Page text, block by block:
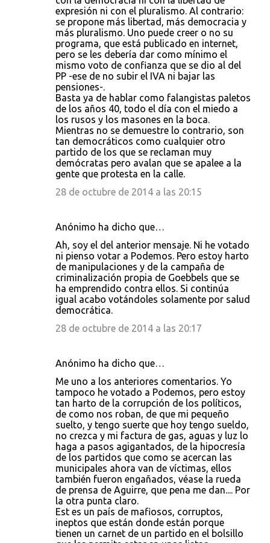
expresión ni con el pluralismo. Al contrario:
se propone más libertad, más democracia y
más pluralismo. Uno puede creer o no su
programa, que está publicado en internet,
pero se les debería dar como mínimo el
mismo voto de confianza que se dio al del
PP -ese de no subir el IVA ni bajar las
pensiones-.
Basta ya de hablar como falangistas paletos
de los años 40, todo el día con el miedo a
los rusos y los masones en la boca.
Mientras no se demuestre lo contrario, son
tan democráticos como cualquier otro
partido de los que se reclaman muy
demócratas pero avalan que se apalee a la
gente que protesta en la calle.
28 de octubre de 2014 a las 20:15
Anónimo ha dicho que…
Ah, soy el del anterior mensaje. Ni he votado
ni pienso votar a Podemos. Pero estoy harto
de manipulaciones y de la campaña de
criminalización propia de Goebbels que se
ha emprendido contra ellos. Si continúa
igual acabo votándoles solamente por salud
democrática.
28 de octubre de 2014 a las 20:17
Anónimo ha dicho que…
Me uno a los anteriores comentarios. Yo
tampoco he votado a Podemos, pero estoy
tan harto de la corrupción de los políticos,
de como nos roban, de que mi pequeño
suelto, y tengo suerte que hoy tengo sueldo,
no crezca y mi factura de gas, aguas y luz lo
haga a pasos agigantados, de la hipocresía
de los partidos que como se acercan las
municipales ahora van de víctimas, ellos
también fueron engañados, véase la rueda
de prensa de Aguirre, que pena me dan.... Por
la otra punta claro.
Est es un país de mafiosos, corruptos,
ineptos que están donde están porque
tienen un carnet de un partido en el bolsillo